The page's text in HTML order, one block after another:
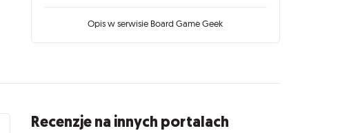
Opis w serwisie Board Game Geek
Recenzje na innych portalach